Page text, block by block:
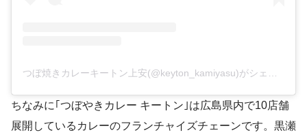
ちなみに｢つぼやきカレー キートン｣は広島県内で10店舗
展開しているカレーのフランチャイズチェーンです。黒瀬